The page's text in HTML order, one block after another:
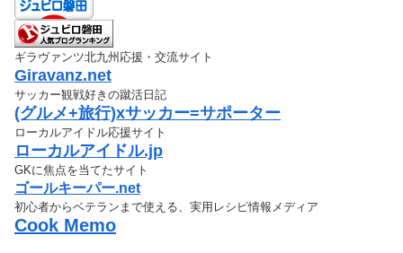
ギラヴァンツ北九州応援・交流サイト
Giravanz.net
サッカー観戦好きの蹴活日記
(グルメ+旅行)xサッカー=サポーター
ローカルアイドル応援サイト
ローカルアイドル.jp
GKに焦点を当てたサイト
ゴールキーパー.net
初心者からベテランまで使える、実用レシピ情報メディア
Cook Memo